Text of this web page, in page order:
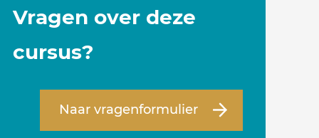
Vragen over deze
cursus?
Naar vragenformulier